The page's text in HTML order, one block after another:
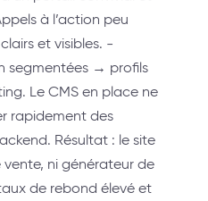
à l’action peu
et visibles. -
segmentées → profils
Le CMS en place ne
rapidement des
Résultat : le site
ni générateur de
de rebond élevé et